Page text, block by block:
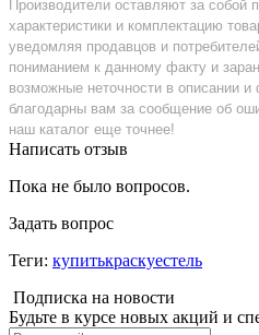
Производители оставляют за собой
характеристики и комплектацию
уведомляя продавцов и
пониманием к данному факту и
возможные неточности в описании
благодарны вам за сообщение об
наш каталог еще точнее!
Написать отзыв
Пока не было вопросов.
Задать вопрос
Теги: купитькраскуестель
Подписка на новости
Будьте в курсе новых акций и